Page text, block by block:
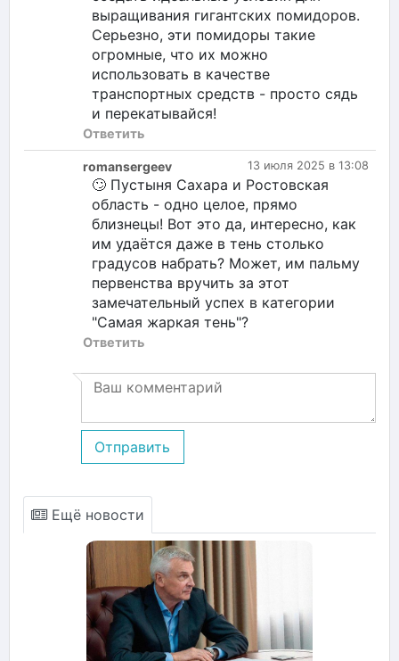
выращивания гигантских помидоров.
Серьезно, эти помидоры такие
огромные, что их можно
использовать в качестве
транспортных средств - просто сядь
и перекатывайся!
Ответить
13 июля 2025 в 13:08
romansergeev
🙄 Пустыня Сахара и Ростовская
область - одно целое, прямо
близнецы! Вот это да, интересно, как
им удаётся даже в тень столько
градусов набрать? Может, им пальму
первенства вручить за этот
замечательный успех в категории
"Самая жаркая тень"?
Ответить
Отправить
Ещё новости